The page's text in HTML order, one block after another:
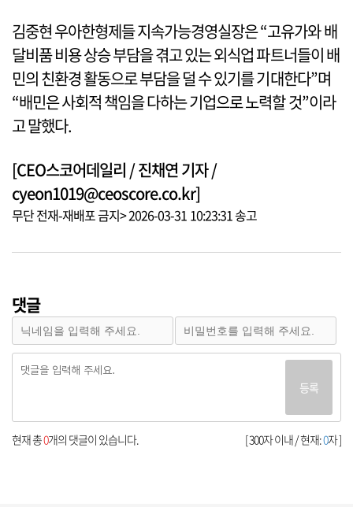
김중현 우아한형제들 지속가능경영실장은 “고유가와 배
달비품 비용 상승 부담을 겪고 있는 외식업 파트너들이 배
민의 친환경 활동으로 부담을 덜 수 있기를 기대한다”며
“배민은 사회적 책임을 다하는 기업으로 노력할 것”이라
고 말했다.
[CEO스코어데일리 / 진채연 기자 /
cyeon1019@ceoscore.co.kr]
무단 전재-재배포 금지> 2026-03-31 10:23:31 송고
댓글
등록
[ 300자 이내 / 현재:0자 ]
현재 총0개의 댓글이 있습니다.